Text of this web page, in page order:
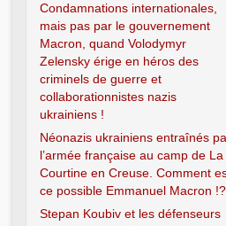
Condamnations internationales,
mais pas par le gouvernement
Macron, quand Volodymyr
Zelensky érige en héros des
criminels de guerre et
collaborationnistes nazis
ukrainiens !
Néonazis ukrainiens entraînés
l’armée française au camp de La
Courtine en Creuse. Comment
ce possible Emmanuel Macron !?
Stepan Koubiv et les défenseurs